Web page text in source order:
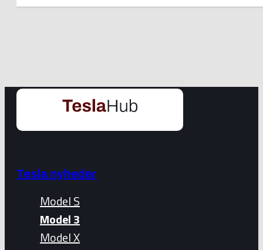
Tesla nyheder
Model S
Model 3
Model X